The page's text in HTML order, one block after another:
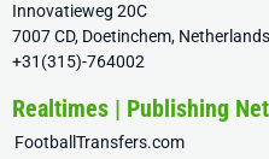
Innovatieweg 20C
7007 CD, Doetinchem, Netherlands
+31(315)-764002
Realtimes | Publishing
FootballTransfers.com